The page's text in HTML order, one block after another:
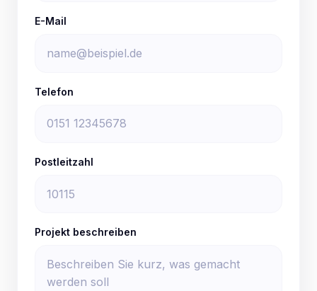
E-Mail
Telefon
Postleitzahl
Projekt beschreiben